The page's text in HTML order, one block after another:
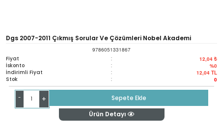
Dgs 2007-2011 Çıkmış Sorular Ve Çözümleri Nobel Akademi
9786051331867
Fiyat : 12,04 ₺
İskonto : %0
İndirimli Fiyat : 12,04 TL
Stok : 0
- +
Sepete Ekle
Ürün Detayı